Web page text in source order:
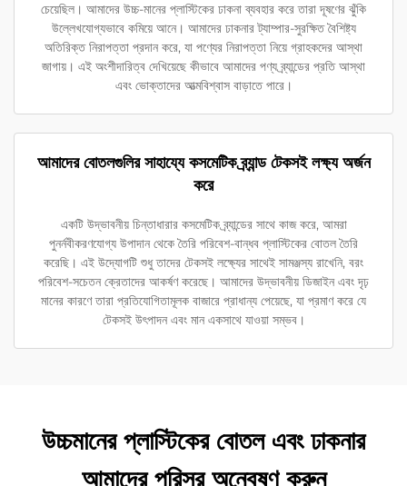
চেয়েছিল। আমাদের উচ্চ-মানের প্লাস্টিকের ঢাকনা ব্যবহার করে তারা দূষণের ঝুঁকি
উল্লেখযোগ্যভাবে কমিয়ে আনে। আমাদের ঢাকনার ট্যাম্পার-সুরক্ষিত বৈশিষ্ট্য
অতিরিক্ত নিরাপত্তা প্রদান করে, যা পণ্যের নিরাপত্তা নিয়ে গ্রাহকদের আস্থা
জাগায়। এই অংশীদারিত্ব দেখিয়েছে কীভাবে আমাদের পণ্য ব্র্যান্ডের প্রতি আস্থা
এবং ভোক্তাদের আত্মবিশ্বাস বাড়াতে পারে।
আমাদের বোতলগুলির সাহায্যে কসমেটিক ব্র্যান্ড টেকসই লক্ষ্য অর্জন
করে
একটি উদ্ভাবনীয় চিন্তাধারার কসমেটিক ব্র্যান্ডের সাথে কাজ করে, আমরা
পুনর্নবীকরণযোগ্য উপাদান থেকে তৈরি পরিবেশ-বান্ধব প্লাস্টিকের বোতল তৈরি
করেছি। এই উদ্যোগটি শুধু তাদের টেকসই লক্ষ্যের সাথেই সামঞ্জস্য রাখেনি, বরং
পরিবেশ-সচেতন ক্রেতাদের আকর্ষণ করেছে। আমাদের উদ্ভাবনীয় ডিজাইন এবং দৃঢ়
মানের কারণে তারা প্রতিযোগিতামূলক বাজারে প্রাধান্য পেয়েছে, যা প্রমাণ করে যে
টেকসই উৎপাদন এবং মান একসাথে যাওয়া সম্ভব।
উচ্চমানের প্লাস্টিকের বোতল এবং ঢাকনার
আমাদের পরিসর অন্বেষণ করুন